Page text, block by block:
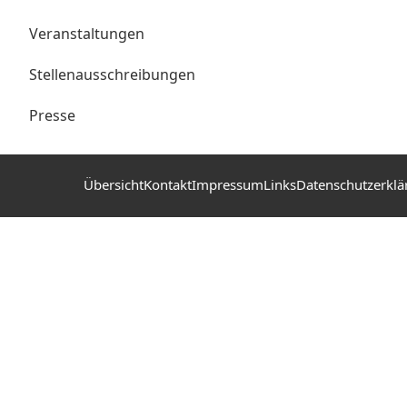
Veranstaltungen
Stellenausschreibungen
Presse
ÜbersichtKontaktImpressumLinks